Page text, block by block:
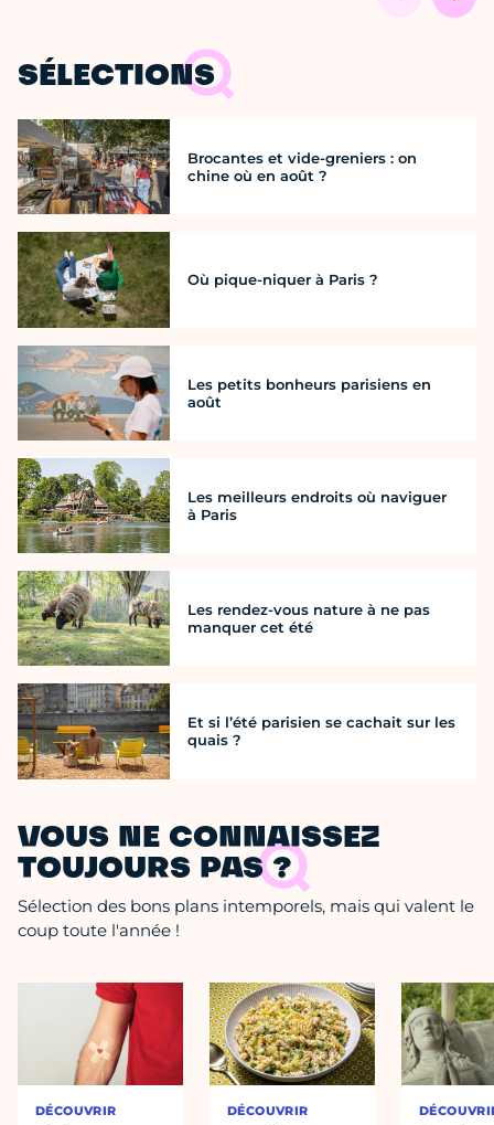
SÉLECTIONS
Brocantes et vide-greniers : on
chine où en août ?
Où pique-niquer à Paris ?
Les petits bonheurs parisiens en
août
Les meilleurs endroits où naviguer
à Paris
Les rendez-vous nature à ne pas
manquer cet été
Et si l’été parisien se cachait sur les
quais ?
VOUS NE CONNAISSEZ
TOUJOURS PAS ?
Sélection des bons plans intemporels, mais qui valent le
coup toute l'année !
DÉCOUVRIR DÉCOUVRIR